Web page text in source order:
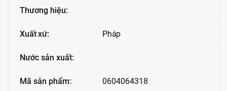
Thương hiệu:
Xuất xứ: Pháp
Nước sản xuất:
Mã sản phẩm: 0604064318